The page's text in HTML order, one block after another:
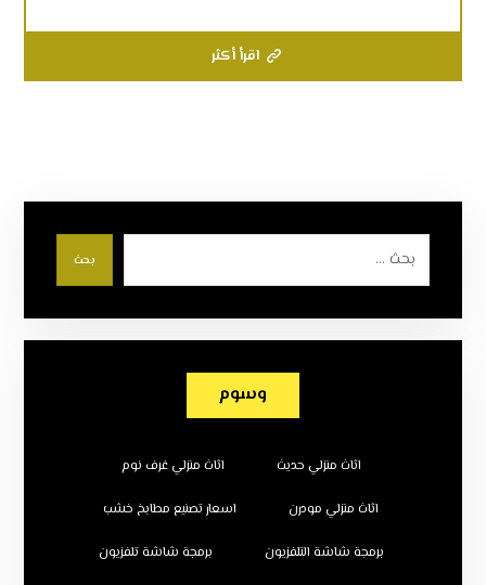
اقرأ أكثر
بحث
وسوم
اثاث منزلي حديث اثاث منزلي غرف نوم
اثاث منزلي مودرن اسعار تصنيع مطابخ خشب
برمجة شاشة التلفزيون برمجة شاشة تلفزيون